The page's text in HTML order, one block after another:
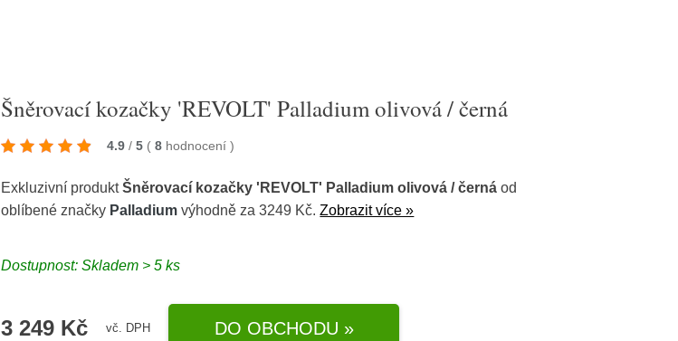
Šněrovací kozačky 'REVOLT' Palladium olivová / černá
4.9 / 5 ( 8 hodnocení)
Exkluzivní produktŠněrovací kozačky 'REVOLT' Palladium olivová / černá od
oblíbené značky Palladium výhodně za 3249 Kč.Zobrazit více »
Dostupnost: Skladem > 5 ks
3 249 Kč vč. DPH DO OBCHODU »